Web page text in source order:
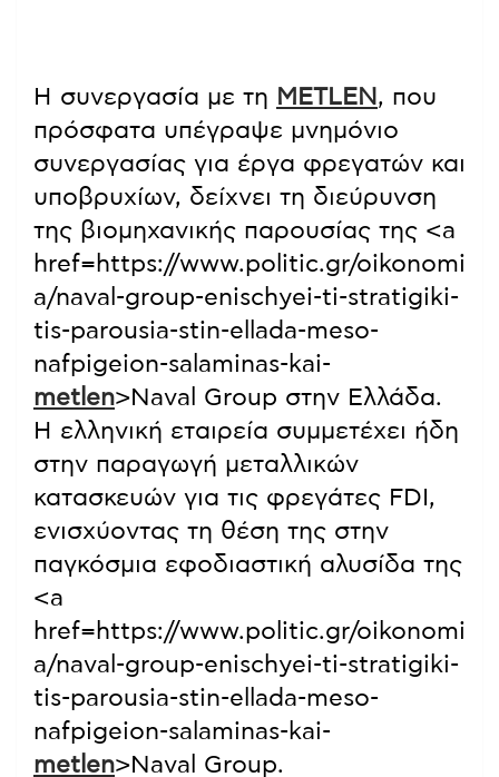
Η συνεργασία με τη METLEN , που
πρόσφατα υπέγραψε μνημόνιο
συνεργασίας για έργα φρεγατών και
υποβρυχίων, δείχνει τη διεύρυνση
της βιομηχανικής παρουσίας της <a
href=https://www.politic.gr/oikonomi
a/naval-group-enischyei-ti-stratigiki-
tis-parousia-stin-ellada-meso-
nafpigeion-salaminas-kai-
metlen>Naval Group στην Ελλάδα.
Η ελληνική εταιρεία συμμετέχει ήδη
στην παραγωγή μεταλλικών
κατασκευών για τις φρεγάτες FDI,
ενισχύοντας τη θέση της στην
παγκόσμια εφοδιαστική αλυσίδα της
<a
href=https://www.politic.gr/oikonomi
a/naval-group-enischyei-ti-stratigiki-
tis-parousia-stin-ellada-meso-
nafpigeion-salaminas-kai-
metlen>Naval Group.